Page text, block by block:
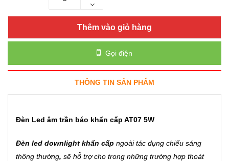
Thêm vào giỏ hàng
Gọi điện
THÔNG TIN SẢN PHẨM
Đèn Led âm trần báo khẩn cấp AT07 5W
Đèn led downlight khẩn cấp ngoài tác dụng chiếu sáng
thông thường, sẽ hỗ trợ cho trong những trường hợp thoát